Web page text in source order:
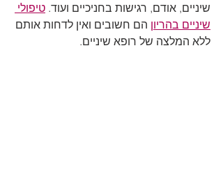
שיניים, אודם, רגישות בחניכיים ועוד. טיפולי
שיניים בהריון הם חשובים ואין לדחות אותם
ללא המלצה של רופא שיניים.